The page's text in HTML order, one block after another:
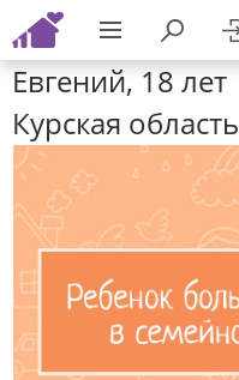
Евгений, 18 лет
Курская область